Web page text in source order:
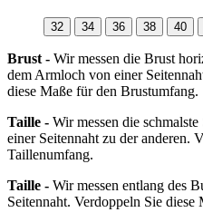
32 34 36 38 40
Brust - Wir messen die Brust
dem Armloch von einer
diese Maße für den Brustumfang.
Taille - Wir messen die
einer Seitennaht zu der anderen.
Taillenumfang.
Taille - Wir messen entlang des
Seitennaht. Verdoppeln Sie